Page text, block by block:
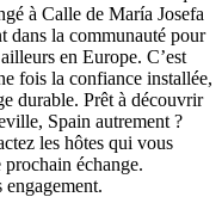
à Calle de María Josefa
dans la communauté pour
en Europe. C’est
fois la confiance installée,
durable. Prêt à découvrir
Spain autrement ?
les hôtes qui vous
échange.
engagement.